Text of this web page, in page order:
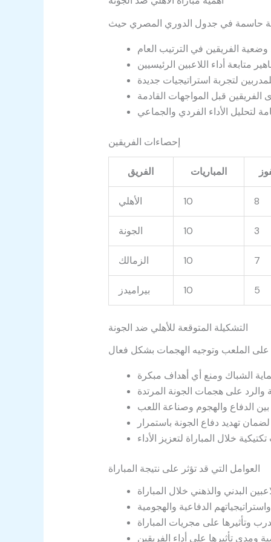
إحصاءات الفريقين
الفريق المباريات
الأهلي 10 8
الجونة 10 3
الزمالك 10 7
بيراميدز 10 5
التشكيلة المتوقعة للأهلي ضد الجونة
العوامل التي قد تؤثر على نتيجة المباراة